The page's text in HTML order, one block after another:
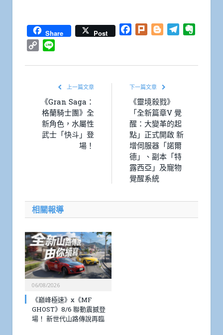
Share Post Facebook
Plurk BloggerTelegram
Copy
上一篇文章
《Gran Saga：
格蘭騎士團》全
新角色，水屬性
武士「快斗」登
場！
下一篇文章
《靈境殺戮》
「全新篇章V 覺
醒：大變革的起
點」正式開啟 新
增伺服器「諾爾
德」、副本「特
露西亞」及寵物
覺醒系統
相關報導
06/08/2026
《巔峰極速》x《MF
GHOST》8/6 聯動震撼登
場！ 新世代山路傳說再臨